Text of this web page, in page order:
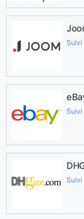
Suivi
Suivi
Suivi